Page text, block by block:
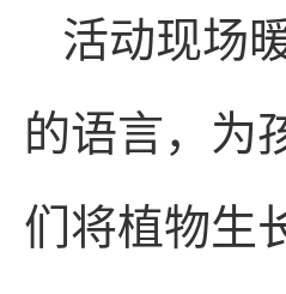
活动现场
的语言，为
们将植物生